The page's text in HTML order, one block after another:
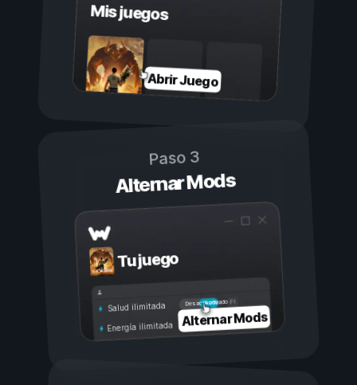
Mis juegos
Abrir Juego
Paso 3
Alternar Mods
Tu juego
Activado
Desactivado
Salud ilimitada
Energía ilimitada Alternar Mods